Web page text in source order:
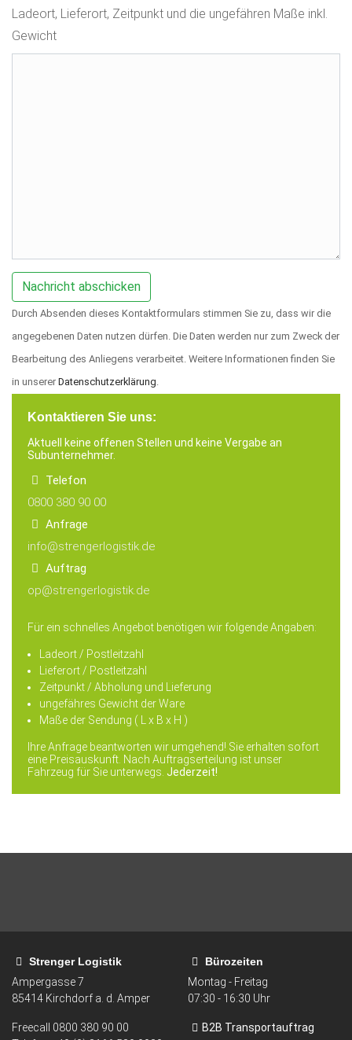
Ladeort, Lieferort, Zeitpunkt und die ungefähren Maße inkl.
Gewicht
Durch Absenden dieses Kontaktformulars stimmen Sie zu, dass wir die
angegebenen Daten nutzen dürfen. Die Daten werden nur zum Zweck der
Bearbeitung des Anliegens verarbeitet. Weitere Informationen finden Sie
in unserer Datenschutzerklärung.
Kontaktieren Sie uns:
Aktuell keine offenen Stellen und keine Vergabe an
Subunternehmer.
Telefon
0800 380 90 00
Anfrage
info@strengerlogistik.de
Auftrag
op@strengerlogistik.de
Für ein schnelles Angebot benötigen wir folgende Angaben:
Ladeort / Postleitzahl
Lieferort / Postleitzahl
Zeitpunkt / Abholung und Lieferung
ungefähres Gewicht der Ware
Maße der Sendung ( L x B x H )
Ihre Anfrage beantworten wir umgehend! Sie erhalten sofort
eine Preisauskunft. Nach Auftragserteilung ist unser
Fahrzeug für Sie unterwegs. Jederzeit!
Strenger Logistik
Ampergasse 7
85414 Kirchdorf a. d. Amper
Freecall 0800 380 90 00
Bürozeiten
Montag - Freitag
07:30 - 16:30 Uhr
B2B Transportauftrag